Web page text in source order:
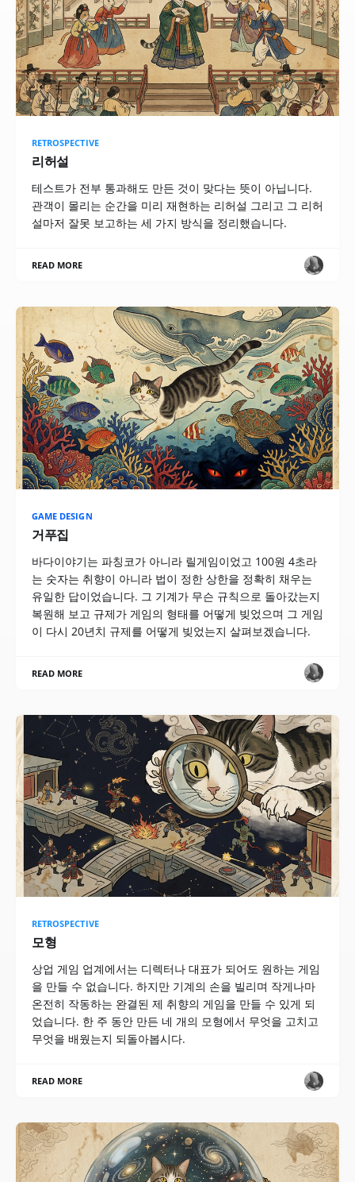
RETROSPECTIVE
리허설
테스트가 전부 통과해도 만든 것이 맞다는 뜻이 아닙니다.
관객이 몰리는 순간을 미리 재현하는 리허설 그리고 그 리허
설마저 잘못 보고하는 세 가지 방식을 정리했습니다.
READ MORE
GAME DESIGN
거푸집
바다이야기는 파칭코가 아니라 릴게임이었고 100원 4초라
는 숫자는 취향이 아니라 법이 정한 상한을 정확히 채우는
유일한 답이었습니다. 그 기계가 무슨 규칙으로 돌아갔는지
복원해 보고 규제가 게임의 형태를 어떻게 빚었으며 그 게임
이 다시 20년치 규제를 어떻게 빚었는지 살펴보겠습니다.
READ MORE
RETROSPECTIVE
모형
상업 게임 업계에서는 디렉터나 대표가 되어도 원하는 게임
을 만들 수 없습니다. 하지만 기계의 손을 빌리며 작게나마
온전히 작동하는 완결된 제 취향의 게임을 만들 수 있게 되
었습니다. 한 주 동안 만든 네 개의 모형에서 무엇을 고치고
무엇을 배웠는지 되돌아봅시다.
READ MORE